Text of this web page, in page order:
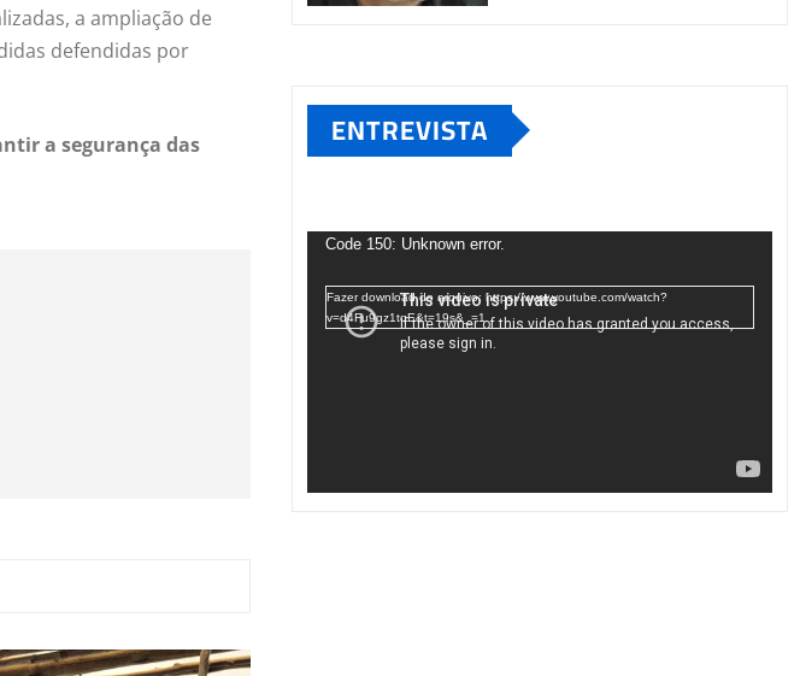
a ampliação de
defendidas por
a segurança das
ENTREVISTA
deCode 150: Unknown error.
Fazer download do arquivo: https://www.youtube.com/watch?
v=d4Fu9gz1tqE&t=19s&_=1